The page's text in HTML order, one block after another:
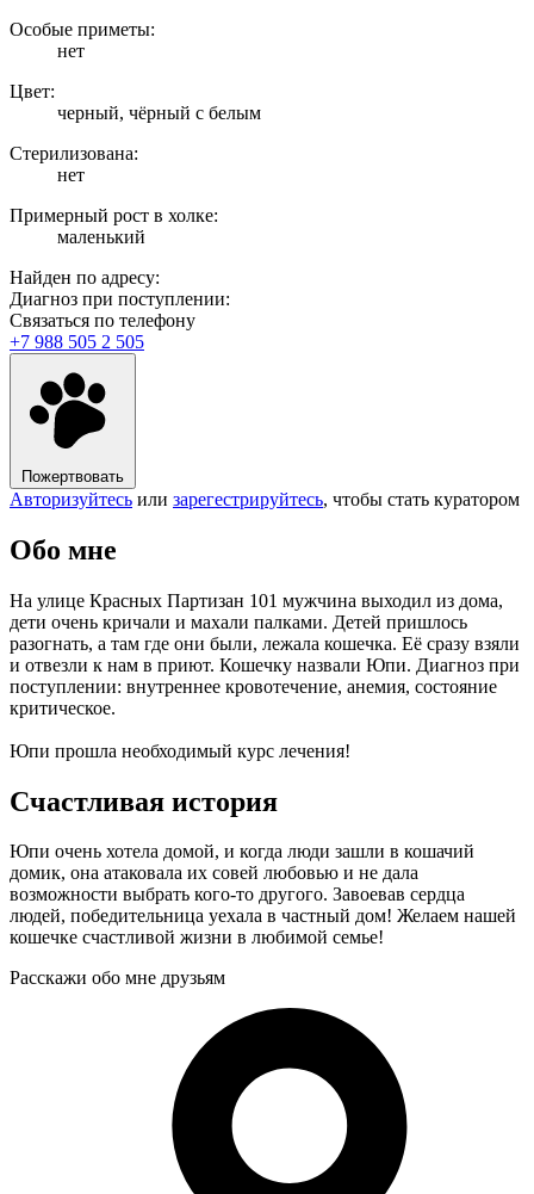
Особые приметы:
нет
Цвет:
черный, чёрный с белым
Стерилизована:
нет
Примерный рост в холке:
маленький
Найден по адресу:
Диагноз при поступлении:
Связаться по телефону
+7 988 505 2 505
Пожертвовать
Авторизуйтесь или зарегестрируйтесь, чтобы стать куратором
Обо мне
На улице Красных Партизан 101 мужчина выходил из дома,
дети очень кричали и махали палками. Детей пришлось
разогнать, а там где они были, лежала кошечка. Её сразу взяли
и отвезли к нам в приют. Кошечку назвали Юпи. Диагноз при
поступлении: внутреннее кровотечение, анемия, состояние
критическое.
Юпи прошла необходимый курс лечения!
Счастливая история
Юпи очень хотела домой, и когда люди зашли в кошачий
домик, она атаковала их совей любовью и не дала
возможности выбрать кого-то другого. Завоевав сердца
людей, победительница уехала в частный дом! Желаем нашей
кошечке счастливой жизни в любимой семье!
Расскажи обо мне друзьям